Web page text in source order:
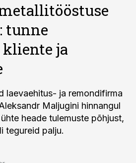
tunne
ja
laevaehitus- ja remondifirma
Maljugini hinnangul
heade tulemuste põhjust,
tegureid palju.